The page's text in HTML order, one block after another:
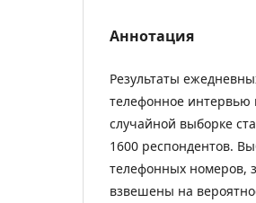
Аннотация
Результаты
телефонное интервью
случайной выборке
1600 респондентов.
телефонных номеров,
взвешены на